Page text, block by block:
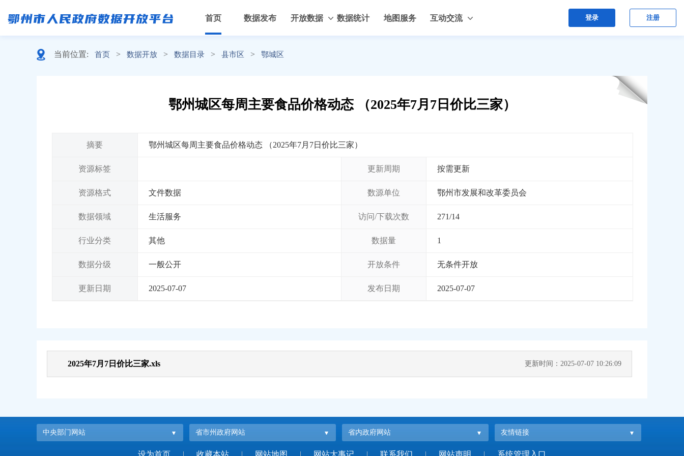
首页 数据发布 开放数据 数据统计 地图服务 互动交流 登录 注册
当前位置: 首页 > 数据开放 > 数据目录 > 县市区 > 鄂城区
鄂州城区每周主要食品价格动态 （2025年7月7日价比三家）
摘要 鄂州城区每周主要食品价格动态 （2025年7月7日价比三家）
资源标签 更新周期 按需更新
资源格式 文件数据 数源单位 鄂州市发展和改革委员会
数据领域 生活服务 访问/下载次数 271/14
行业分类 其他 数据量 1
数据分级 一般公开 开放条件 无条件开放
更新日期 2025-07-07 发布日期 2025-07-07
2025年7月7日价比三家.xls 更新时间：2025-07-07 10:26:09
中央部门网站 省市州政府网站 省内政府网站 友情链接
设为首页 | 收藏本站 | 网站地图 | 网站大事记 | 联系我们 | 网站声明 | 系统管理入口